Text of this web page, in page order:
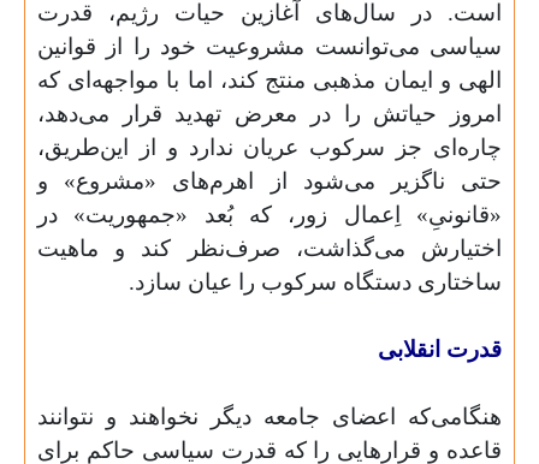
است. در سال‌های آغازین حیات رژیم، قدرت
سیاسی می‌توانست مشروعیت خود را از قوانین
الهی و ایمان مذهبی منتج کند، اما با مواجهه‌ای که
امروز حیاتش را در معرض تهدید قرار می‌دهد،
چاره‌ای جز سرکوب عریان ندارد و از این‌طریق،
حتی ناگزیر می‌شود از اهرم‌های «مشروع» و
«قانونیِ» اِعمال زور، که بُعد «جمهوریت» در
اختیارش می‌گذاشت، صرف‌نظر کند و ماهیت
ساختاری دستگاه سرکوب را عیان سازد.
قدرت انقلابی
هنگامی‌که اعضای جامعه دیگر نخواهند و نتوانند
قاعده و قرارهایی را که قدرت سیاسی حاکم برای